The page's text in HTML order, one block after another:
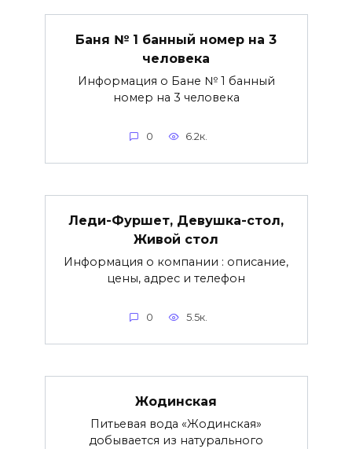
Баня № 1 банный номер на 3
человека
Информация о Бане № 1 банный
номер на 3 человека
0 6.2к.
Леди-Фуршет, Девушка-стол,
Живой стол
Информация о компании : описание,
цены, адрес и телефон
0 5.5к.
Жодинская
Питьевая вода «Жодинская»
добывается из натурального